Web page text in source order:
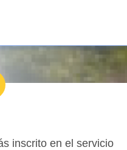
inscrito en el servicio